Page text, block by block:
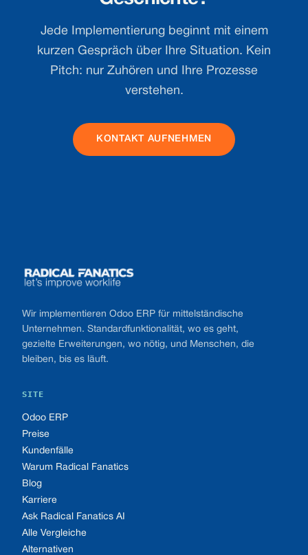
Jede Implementierung beginnt mit einem
kurzen Gespräch über Ihre Situation. Kein
Pitch: nur Zuhören und Ihre Prozesse
verstehen.
KONTAKT AUFNEHMEN
Wir implementieren Odoo ERP für mittelständische
Unternehmen. Standardfunktionalität, wo es geht,
gezielte Erweiterungen, wo nötig, und Menschen, die
bleiben, bis es läuft.
SITE
Odoo ERP
Preise
Kundenfälle
Warum Radical Fanatics
Blog
Karriere
Ask Radical Fanatics AI
Alle Vergleiche
Alternativen